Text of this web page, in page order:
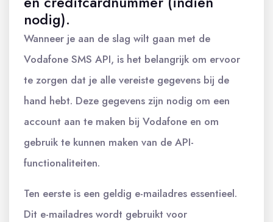
nodig).
Wanneer je aan de slag wilt gaan met de
Vodafone SMS API, is het belangrijk om ervoor
te zorgen dat je alle vereiste gegevens bij de
hand hebt. Deze gegevens zijn nodig om een
account aan te maken bij Vodafone en om
gebruik te kunnen maken van de API-
functionaliteiten.
Ten eerste is een geldig e-mailadres essentieel.
Dit e-mailadres wordt gebruikt voor